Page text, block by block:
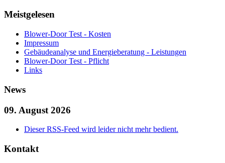
Meistgelesen
Blower-Door Test - Kosten
Impressum
Gebäudeanalyse und Energieberatung - Leistungen
Blower-Door Test - Pflicht
Links
News
09. August 2026
Dieser RSS-Feed wird leider nicht mehr bedient.
Kontakt